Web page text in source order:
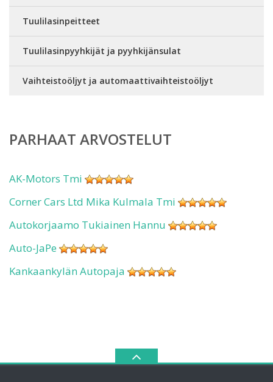
Tuulilasinpeitteet
Tuulilasinpyyhkijät ja pyyhkijänsulat
Vaihteistoöljyt ja automaattivaihteistoöljyt
PARHAAT ARVOSTELUT
AK-Motors Tmi
Corner Cars Ltd Mika Kulmala Tmi
Autokorjaamo Tukiainen Hannu
Auto-JaPe
Kankaankylän Autopaja